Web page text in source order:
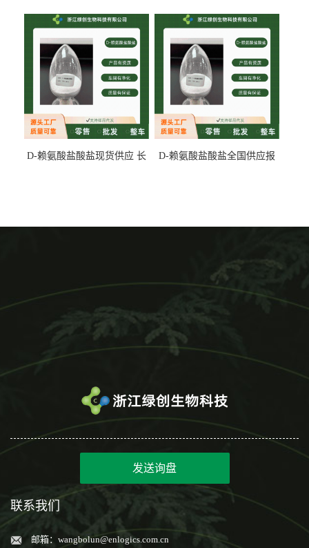
D-赖氨酸盐酸盐现货供应 长
D-赖氨酸盐酸盐全国供应报
发送询盘
联系我们
邮箱： wangbolun@enlogics.com.cn